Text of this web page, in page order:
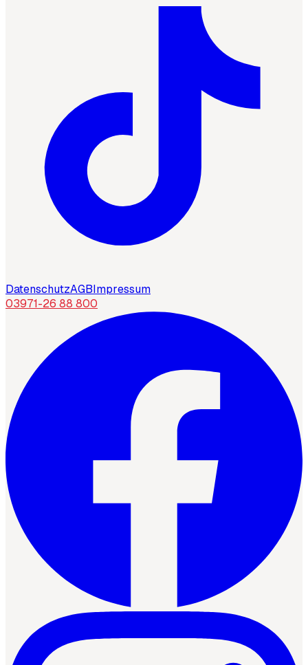
DatenschutzAGBImpressum
03971-26 88 800